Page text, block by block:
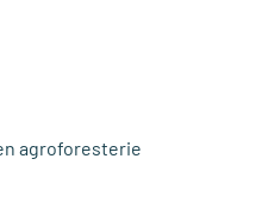
agroforesterie